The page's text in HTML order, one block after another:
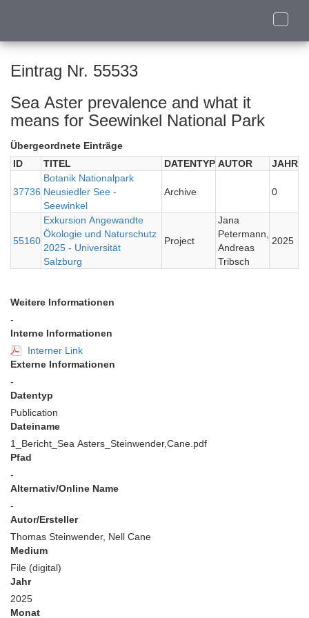
Toggle
Eintrag Nr. 55533
Sea Aster prevalence and what it
means for Seewinkel National Park
Übergeordnete Einträge
ID
TITEL DATENTYP AUTOR JAHR
37736
Botanik Nationalpark
Neusiedler See -
Seewinkel
Archive 0
55160
Exkursion Angewandte
Ökologie und Naturschutz
2025 - Universität
Salzburg
Project
Jana
Petermann,
Andreas
Tribsch
2025
Weitere Informationen
-
Interne Informationen
Interner Link
Externe Informationen
-
Datentyp
Publication
Dateiname
1_Bericht_Sea Asters_Steinwender,Cane.pdf
Pfad
-
Alternativ/Online Name
-
Autor/Ersteller
Thomas Steinwender, Nell Cane
Medium
File (digital)
Jahr
2025
Monat